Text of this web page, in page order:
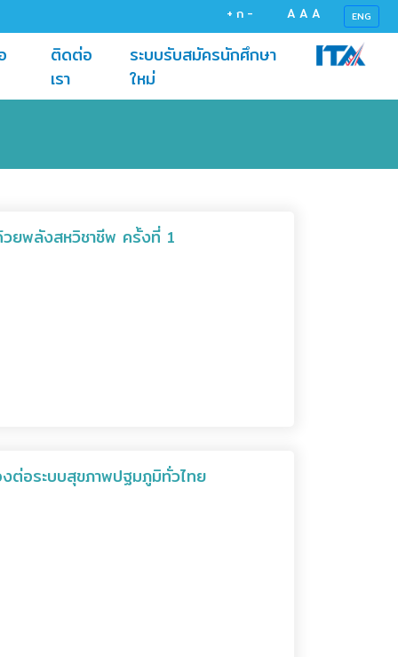
+ ก - A A A ENG
ติดต่อ
เรา(current)
ระบบรับสมัครนักศึกษา
ใหม่(current)
ยพลังสหวิชาชีพ ครั้งที่ 1
ต่อระบบสุขภาพปฐมภูมิทั่วไทย